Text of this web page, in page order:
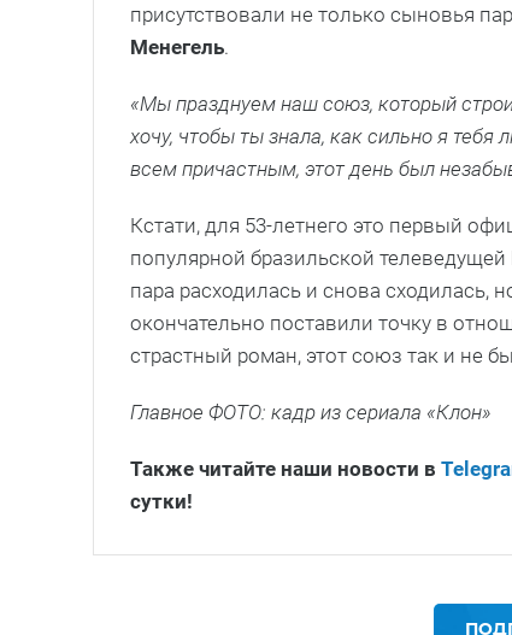
присутствовали не только сыновья
Менегель.
«Мы празднуем наш союз, который
хочу, чтобы ты знала, как сильно я
всем причастным, этот день был
Кстати, для 53-летнего это первый
популярной бразильской телеведущей
пара расходилась и снова сходилась,
окончательно поставили точку в
страстный роман, этот союз так и не
Главное ФОТО: кадр из сериала «Клон»
Также читайте наши новости в
сутки!